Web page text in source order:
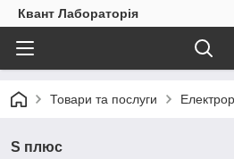
Квант Лабораторія
Товари та послуги
S плюс